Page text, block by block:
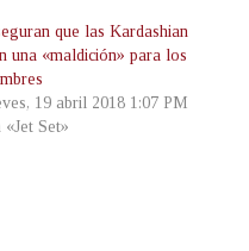
que las Kardashian
una «maldición» para los
19 abril 2018 1:07 PM
«Jet Set»